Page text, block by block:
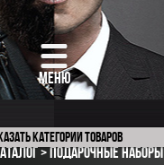
МЕНЮ
категории товаров
ПОДАРОЧНЫЕ НАБОРЫ
Подарочные наборы